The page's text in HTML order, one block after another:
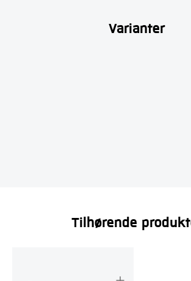
Varianter
Tilhørende